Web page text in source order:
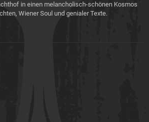
in einen melancholisch-schönen Kosmos
Wiener Soul und genialer Texte.